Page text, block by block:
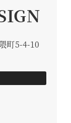
町5-4-10